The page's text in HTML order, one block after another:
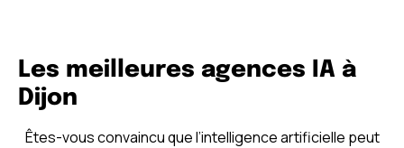
Les meilleures agences IA à
Dijon
Êtes-vous convaincu que l’intelligence artificielle peut